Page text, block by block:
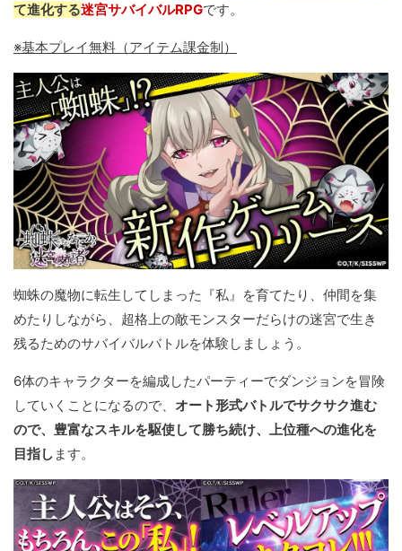
て進化する迷宮サバイバルRPGです。
※基本プレイ無料（アイテム課金制）
蜘蛛の魔物に転生してしまった『私』を育てたり、仲間を集
めたりしながら、超格上の敵モンスターだらけの迷宮で生き
残るためのサバイバルバトルを体験しましょう。
6体のキャラクターを編成したパーティーでダンジョンを冒険
していくことになるので、 オート形式バトルでサクサク進む
ので、豊富なスキルを駆使して勝ち続け、上位種への進化を
目指し ます。